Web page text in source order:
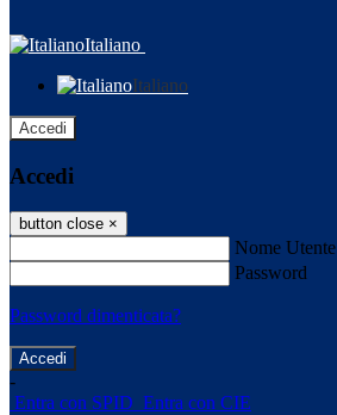
Italiano
Italiano
Accedi
Accedi
button close ×
Nome Utente
Password
Password dimenticata?
-
Entra con SPID Entra con CIE